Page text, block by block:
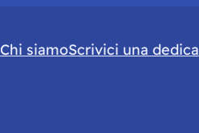
Chi siamoScrivici una dedica